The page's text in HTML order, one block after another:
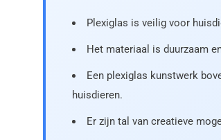
Plexiglas is veilig voor
Het materiaal is duurzaam
Een plexiglas kunstwerk
huisdieren.
Er zijn tal van creatieve